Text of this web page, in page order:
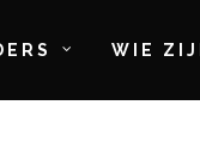
WIE